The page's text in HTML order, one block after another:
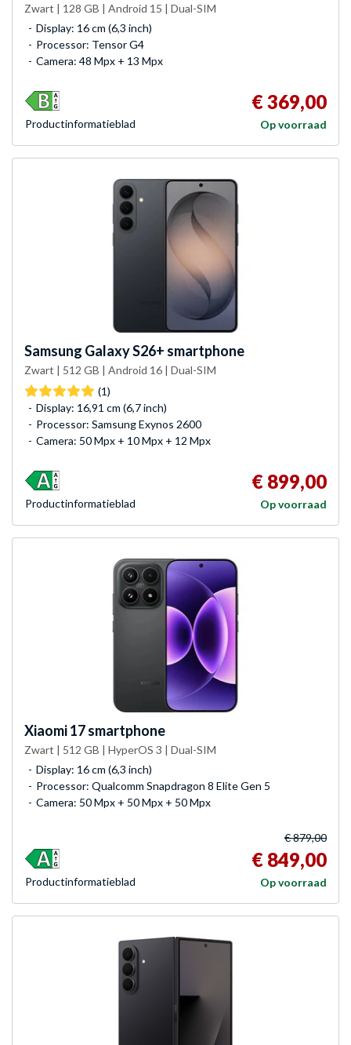
Zwart | 128 GB | Android 15 | Dual-SIM
Display: 16 cm (6,3 inch)
Processor: Tensor G4
Camera: 48 Mpx + 13 Mpx
€ 369,00
Op voorraad
Product­informatieblad
Samsung Galaxy S26+ smartphone
Zwart | 512 GB | Android 16 | Dual-SIM
(1)
Display: 16,91 cm (6,7 inch)
Processor: Samsung Exynos 2600
Camera: 50 Mpx + 10 Mpx + 12 Mpx
€ 899,00
Op voorraad
Product­informatieblad
Xiaomi17 smartphone
Zwart | 512 GB | HyperOS 3 | Dual-SIM
Display: 16 cm (6,3 inch)
Processor: Qualcomm Snapdragon 8 Elite Gen 5
Camera: 50 Mpx + 50 Mpx + 50 Mpx
€ 879,00
€ 849,00
Op voorraad
Product­informatieblad